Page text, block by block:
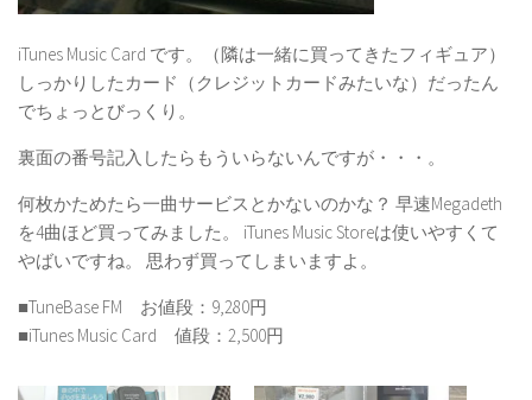
iTunes Music Card です。（隣は一緒に買ってきたフィギュア）
しっかりしたカード（クレジットカードみたいな）だったん
でちょっとびっくり。
裏面の番号記入したらもういらないんですが・・・。
何枚かためたら一曲サービスとかないのかな？ 早速Megadeth
を4曲ほど買ってみました。 iTunes Music Storeは使いやすくて
やばいですね。 思わず買ってしまいますよ。
■TuneBase FM お値段：9,280円
■iTunes Music Card 値段：2,500円